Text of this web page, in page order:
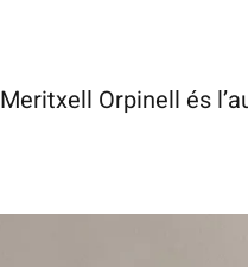
Meritxell Orpinell és